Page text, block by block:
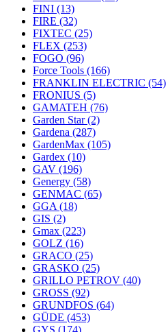
FINI (13)
FIRE (32)
FIXTEC (25)
FLEX (253)
FOGO (96)
Force Tools (166)
FRANKLIN ELECTRIC (54)
FRONIUS (5)
GAMATEH (76)
Garden Star(2)
Gardena (287)
GardenMax (105)
Gardex (10)
GAV (196)
Genergy (58)
GENMAC (65)
GGA (18)
GIS (2)
Gmax (223)
GOLZ (16)
GRACO (25)
GRASKO (25)
GRILLO PETROV (40)
GROSS (92)
GRUNDFOS (64)
GÜDE (453)
GYS (174)